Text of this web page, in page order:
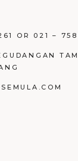
OR 021 –